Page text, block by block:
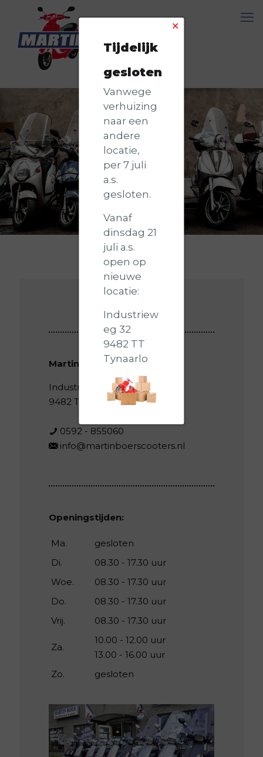
Martin Boer Scooters
Industrieweg 32
9482 TT Tynaarlo
0592 - 855060
info@martinboerscooters.nl
Openingstijden:
Ma.
gesloten
Di.
08.30 - 17.30 uur
Woe.
08.30 - 17.30 uur
Do.
08.30 - 17.30 uur
Vrij.
08.30 - 17.30 uur
Za.
10.00 - 12.00 uur
13.00 - 16.00 uur
Zo.
gesloten
✕
Tijdelijk
gesloten
Vanwege
verhuizing
naar een
andere
locatie,
per 7 juli
a.s.
gesloten.
Vanaf
dinsdag 21
juli a.s.
open op
nieuwe
locatie:
Industriew
eg 32
9482 TT
Tynaarlo